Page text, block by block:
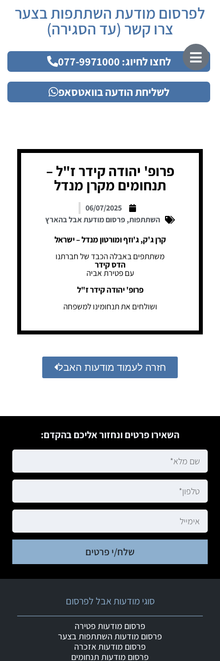
לפרסום מודעת השתתפות בצער
צרו קשר (עד הסגירה)
לחצו לחיוג: 077-9971000
לשליחת הודעה בוואטסאפ
פרופ' יהודה קידר ז"ל –
תנחומים מקרן מנדל
06/07/2025
השתתפות,פרסום מודעת אבל בהארץ
קרן ג'ק, ג'וזף ומורטון מנדל – ישראל
משתתפים באבלה הכבד של חברתנו
הדס קידר
עם פטירת אביה
פרופ' יהודה קידר ז"ל
ושולחים את תנחומינו למשפחה
חזרה לעמוד מודעות האבל
השאירו פרטים ונחזור אליכם בהקדם:
שלח/י פרטים
סוגי מודעות אבל לפרסום
פרסום מודעות פטירה
פרסום מודעות השתתפות בצער
פרסום מודעות אזכרה
פרסום מודעות תנחומים